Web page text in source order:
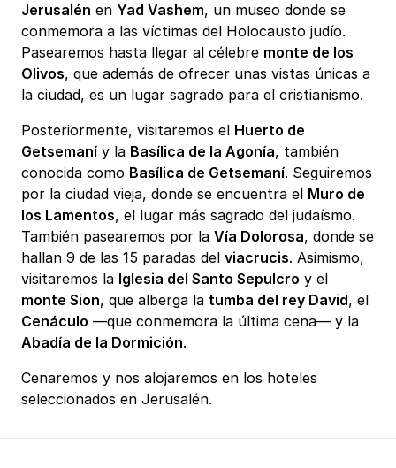
Jerusalén en Yad Vashem, un museo donde se
conmemora a las víctimas del Holocausto judío.
Pasearemos hasta llegar al célebre monte de los
Olivos, que además de ofrecer unas vistas únicas a
la ciudad, es un lugar sagrado para el cristianismo.
Posteriormente, visitaremos el Huerto de
Getsemaní y la Basílica de la Agonía, también
conocida como Basílica de Getsemaní. Seguiremos
por la ciudad vieja, donde se encuentra el Muro de
los Lamentos, el lugar más sagrado del judaísmo.
También pasearemos por la Vía Dolorosa, donde se
hallan 9 de las 15 paradas del viacrucis. Asimismo,
visitaremos la Iglesia del Santo Sepulcro y el
monte Sion, que alberga la tumba del rey David, el
Cenáculo —que conmemora la última cena— y la
Abadía de la Dormición.
Cenaremos y nos alojaremos en los hoteles
seleccionados en Jerusalén.